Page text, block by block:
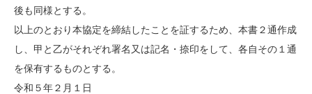
後も同様とする。
以上のとおり本協定を締結したことを証するため、本書２通作成
し、甲と乙がそれぞれ署名又は記名・捺印をして、各自その１通
を保有するものとする。
令和５年２月１日